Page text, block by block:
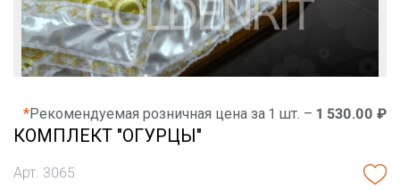
*Рекомендуемая розничная цена за 1 шт. – 1 530.00 ₽
КОМПЛЕКТ "ОГУРЦЫ"
Арт. 3065